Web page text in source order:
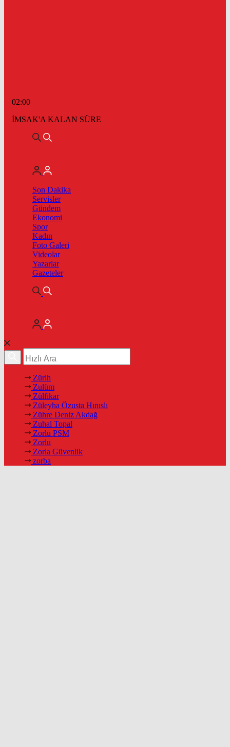
02:00
İMSAK'A KALAN SÜRE
Son Dakika
Servisler
Gündem
Ekonomi
Spor
Kadın
Foto Galeri
Videolar
Yazarlar
Gazeteler
Zürih
Zulüm
Zülfikar
Züleyha Özusta Hınıslı
Zühre Deniz Akdağ
Zuhal Topal
Zorlu PSM
Zorlu
Zorla Güvenlik
zorba